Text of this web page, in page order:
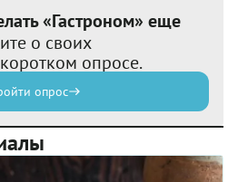
«Гастроном» еще
о своих
опросе.
опрос